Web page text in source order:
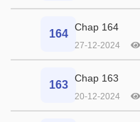
164
Chap 164
27-12-2024
163
Chap 163
20-12-2024